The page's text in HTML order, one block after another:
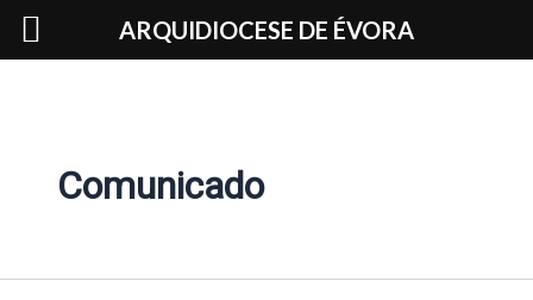
Skip
Comunicado
ARQUIDIOCESE DE ÉVORA